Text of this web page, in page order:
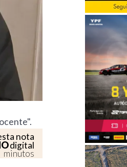
nota
digital
minutos